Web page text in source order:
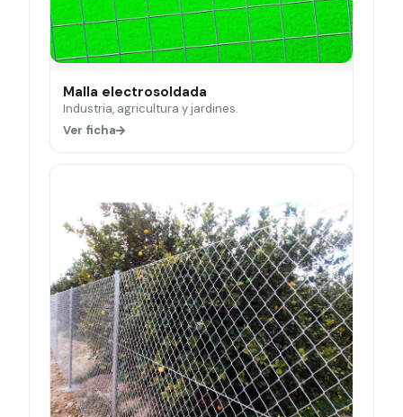
Malla electrosoldada
Industria, agricultura y jardines.
Ver ficha